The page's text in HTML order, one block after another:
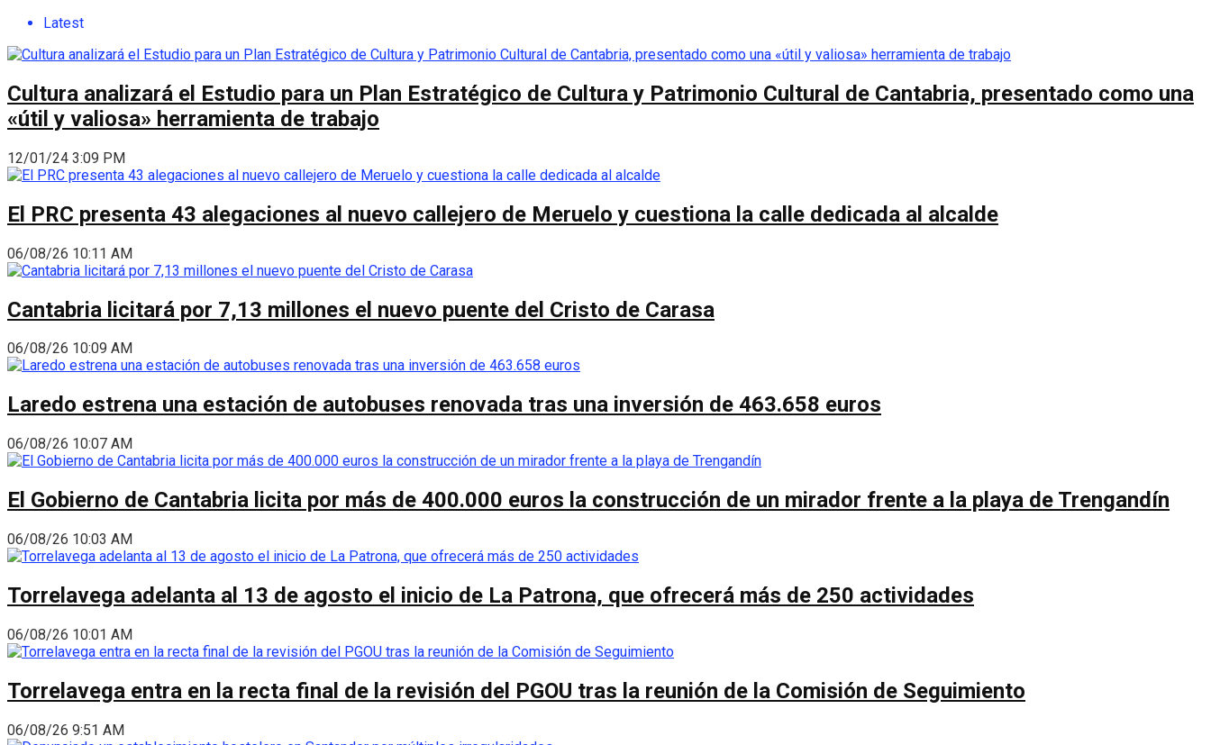
Latest
Cultura analizará el Estudio para un Plan Estratégico de Cultura y Patrimonio Cultural de Cantabria, presentado como una
«útil y valiosa» herramienta de trabajo
12/01/24 3:09 PM
El PRC presenta 43 alegaciones al nuevo callejero de Meruelo y cuestiona la calle dedicada al alcalde
06/08/26 10:11 AM
Cantabria licitará por 7,13 millones el nuevo puente del Cristo de Carasa
06/08/26 10:09 AM
Laredo estrena una estación de autobuses renovada tras una inversión de 463.658 euros
06/08/26 10:07 AM
El Gobierno de Cantabria licita por más de 400.000 euros la construcción de un mirador frente a la playa de Trengandín
06/08/26 10:03 AM
Torrelavega adelanta al 13 de agosto el inicio de La Patrona, que ofrecerá más de 250 actividades
06/08/26 10:01 AM
Torrelavega entra en la recta final de la revisión del PGOU tras la reunión de la Comisión de Seguimiento
06/08/26 9:51 AM